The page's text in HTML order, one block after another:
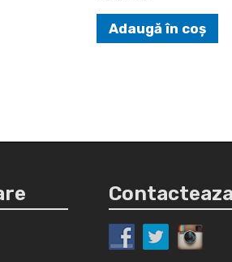
Adaugă în coș